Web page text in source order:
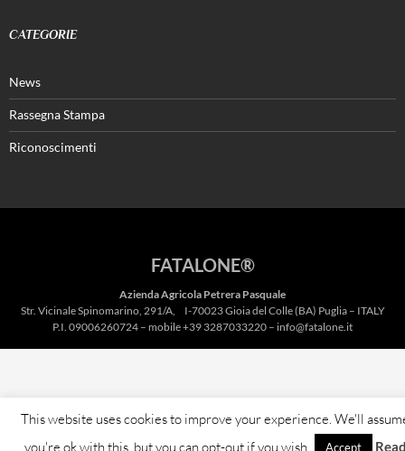
CATEGORIE
News
Rassegna Stampa
Riconoscimenti
FATALONE®
Azienda Agricola Petrera Pasquale
Str. Vicinale Spinomarino, 291/A, I-70023 Gioia del Colle (BA) Puglia – ITALY
P.I. 09006260724 – mobile +39 3287033220 – info@fatalone.it
This website uses cookies to improve your experience. We'll
you're ok with this, but you can opt-out if you wish.
Accept